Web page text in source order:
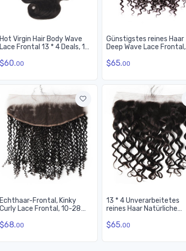
Hot Virgin Hair Body Wave
Lace Frontal 13 * 4 Deals, 10-
$60.00
Günstigstes reines Haar
Deep Wave Lace Frontal,
$65.00
Echthaar-Frontal, Kinky
Curly Lace Frontal, 10-28
$68.00
13 * 4 Unverarbeitetes
reines Haar Natürliche
Natürliche Farbe
$65.00